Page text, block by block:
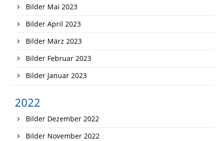
Bilder Mai 2023
Bilder April 2023
Bilder März 2023
Bilder Februar 2023
Bilder Januar 2023
2022
Bilder Dezember 2022
Bilder November 2022